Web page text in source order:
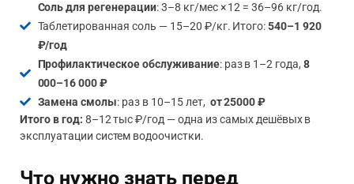
Соль для регенерации: 3–8 кг/мес × 12 = 36–96 кг/год.
Таблетированная соль — 15–20 ₽/кг. Итого:540–1 920
₽/год
Профилактическое обслуживание: раз в 1–2 года,8
000–16 000 ₽
Замена смолы: раз в 10–15 лет, от 25000 ₽
Итого в год: 8–12 тыс ₽/год — одна из самых дешёвых в
эксплуатации систем водоочистки.
Что нужно знать перед